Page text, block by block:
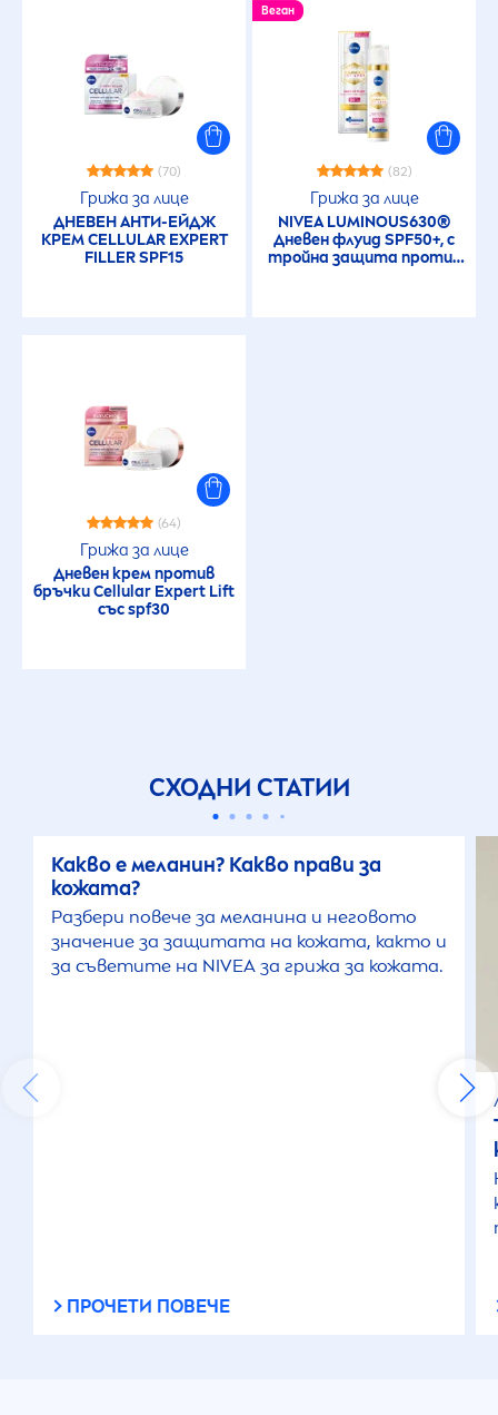
(70)
Грижа за лице
ДНЕВЕН АНТИ-ЕЙДЖ
КРЕМCELLULAREXPERT
FILLERSPF15
Веган
(82)
Грижа за лице
NIVEA LUMINOUS630®
Дневен флуид SPF50+, с
тройна защита против
(64)
Грижа за лице
Дневен крем против
бръчкиCellular Expert Lift
със spf30
СХОДНИ СТАТИИ
Какво е меланин? Какво прави за
кожата?
Разбери повече за меланина и неговото
значение за защитата на кожата, както и
за съветите на NIVEA за грижа за кожата.
ПРОЧЕТИ ПОВЕЧЕ